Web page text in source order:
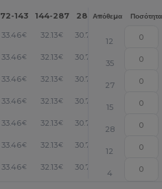
72-143 144-287 288 + Περισσότερα
Απόθεμα Ποσότητα
33.46€ 32.13€ 30.78
12
33.46€ 32.13€ 30.78
35
33.46€ 32.13€ 30.78
27
33.46€ 32.13€ 30.78
15
33.46€ 32.13€ 30.78
28
33.46€ 32.13€ 30.78
12
33.46€ 32.13€ 30.78
4